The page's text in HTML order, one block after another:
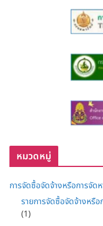
หมวดหมู่
การจัดซื้อจัดจ้างหรือการจัด
รายการจัดซื้อจัดจ้างหรื
(1)